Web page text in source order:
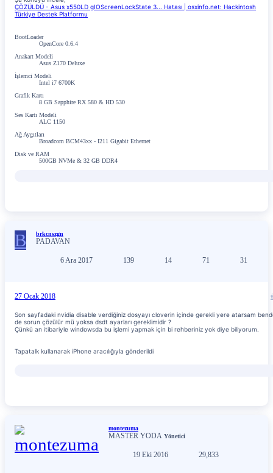
ÇÖZÜLDÜ - Asus x550LD gIOScreenLockState 3... Hatası | osxinfo.net: Hackintosh
Türkiye Destek Platformu
BootLoader
OpenCore 0.6.4
Anakart Modeli
Asus Z170 Deluxe
İşlemci Modeli
Intel i7 6700K
Grafik Kartı
8 GB Sapphire RX 580 & HD 530
Ses Kartı Modeli
ALC 1150
Ağ Aygıtları
Broadcom BCM43xx - I211 Gigabit Ethernet
Disk ve RAM
500GB NVMe & 32 GB DDR4
B brkcnszgn
PADAVAN
6 Ara 2017 139 14 71 31
27 Ocak 2018
Son sayfadaki nvidia disable verdiğiniz dosyayı cloverin içinde gerekli yere atarsam
de sorun çözülür mü yoksa dsdt ayarları gereklimidir ?
Çünkü an itibariyle windowsda bu işlemi yapmak için bi rehberiniz yok diye biliyorum.
Tapatalk kullanarak iPhone aracılığıyla gönderildi
montezuma
MASTER YODA Yönetici
19 Eki 2016 29,833